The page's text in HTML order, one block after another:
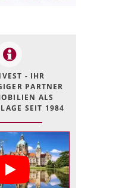
- IHR
PARTNER
ALS
SEIT 1984